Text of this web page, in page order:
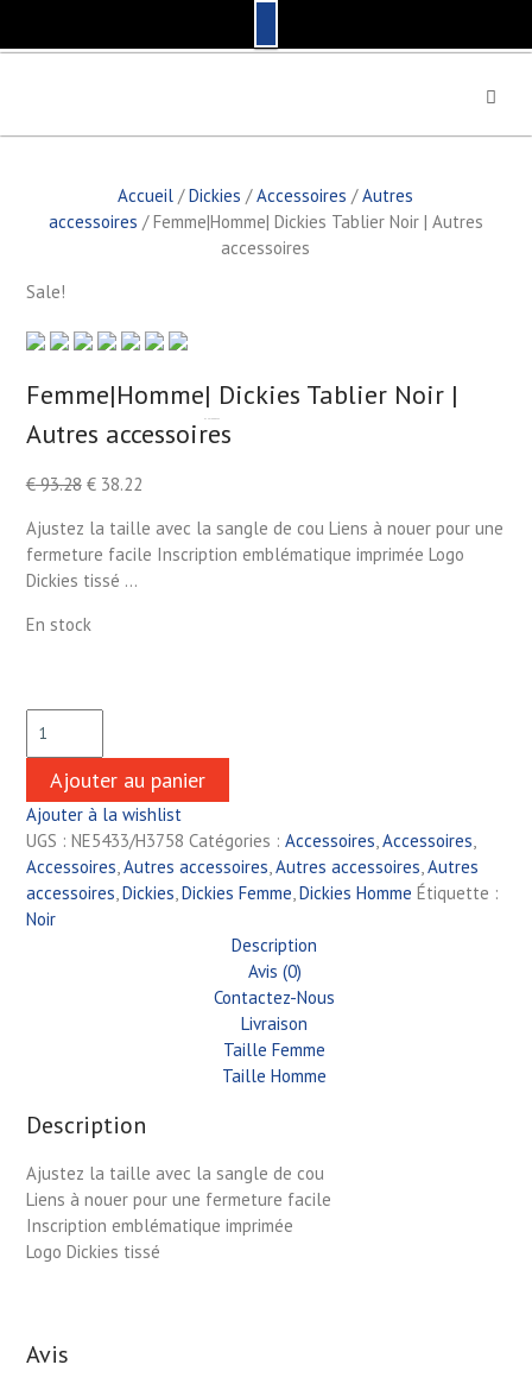
p
Accueil /Dickies /Accessoires /Autres
accessoires / Femme|Homme| Dickies Tablier Noir | Autres
accessoires
Sale!
Femme|Homme| Dickies Tablier Noir |
Autres accessoires
€93.28 €38.22
Ajustez la taille avec la sangle de cou Liens à nouer pour une
fermeture facile Inscription emblématique imprimée Logo
Dickies tissé …
En stock
Ajouter au panier
Ajouter à la wishlist
UGS : NE5433/H3758 Catégories : Accessoires,Accessoires,
Accessoires,Autres accessoires,Autres accessoires,Autres
accessoires,Dickies,Dickies Femme,Dickies Homme Étiquette :
Noir
Description
Avis (0)
Contactez-Nous
Livraison
Taille Femme
Taille Homme
Description
Ajustez la taille avec la sangle de cou
Liens à nouer pour une fermeture facile
Inscription emblématique imprimée
Logo Dickies tissé
Avis